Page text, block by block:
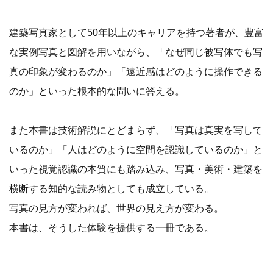
建築写真家として50年以上のキャリアを持つ著者が、豊富
な実例写真と図解を用いながら、「なぜ同じ被写体でも写
真の印象が変わるのか」「遠近感はどのように操作できる
のか」といった根本的な問いに答える。
また本書は技術解説にとどまらず、「写真は真実を写して
いるのか」「人はどのように空間を認識しているのか」と
いった視覚認識の本質にも踏み込み、写真・美術・建築を
横断する知的な読み物としても成立している。
写真の見方が変われば、世界の見え方が変わる。
本書は、そうした体験を提供する一冊である。